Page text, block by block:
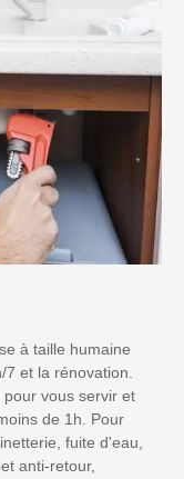
à taille humaine
7 et la rénovation.
vous servir et
de 1h. Pour
fuite d'eau,
anti-retour,